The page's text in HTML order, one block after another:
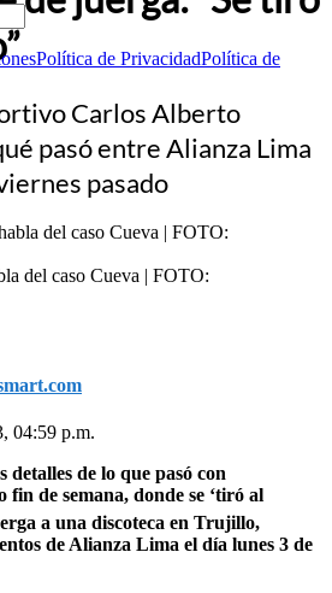
Política de PrivacidadPolítica de
Carlos Alberto
pasó entre Alianza Lima
pasado
del caso Cueva | FOTO:
04:59 p.m.
detalles de lo que pasó con
fin de semana, donde se ‘tiró al
a una discoteca en Trujillo,
de Alianza Lima el día lunes 3 de